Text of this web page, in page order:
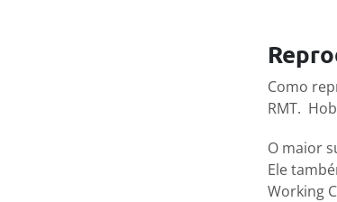
Como
RMT.
O maior
Ele
Working